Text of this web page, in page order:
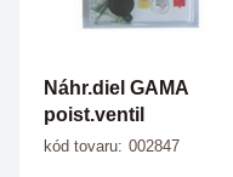
Náhr.diel GAMA
poist.ventil
kód tovaru: 002847